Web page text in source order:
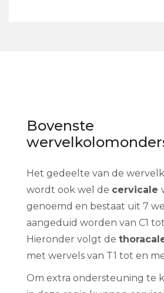
Bovenste
Het gedeelte van de
wordt ook wel de cervicale
genoemd en bestaat uit 7
aangeduid worden van C1
Hieronder volgt de
met wervels van T1 tot en
Om extra ondersteuning te